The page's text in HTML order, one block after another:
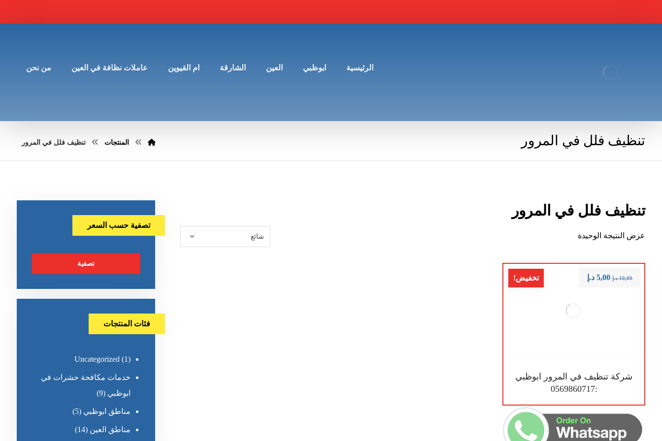
الرئيسية ابوظبي العين الشارقة ام القيوين عاملات نظافة في العين من نحن
تنظيف فلل في المرور المنتجات تنظيف فلل في المرور
تنظيف فلل في المرور
عرض النتيجة الوحيدة
تخفيض!
شركة تنظيف في المرور ابوظبي
:0569860717
10,00 د.إ 5,00 د.إ
تصفية حسب السعر
تصفية
فئات المنتجات
Uncategorized (1)
خدمات مكافحة حشرات في
ابوظبي (9)
مناطق ابوظبي (5)
مناطق العين (14)